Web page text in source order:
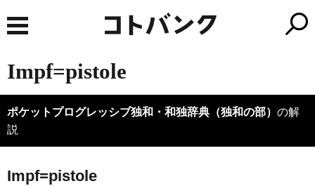
Impf=pistole
ポケットプログレッシブ独和・和独辞典（独和の部） の解
説
Impf=pistole